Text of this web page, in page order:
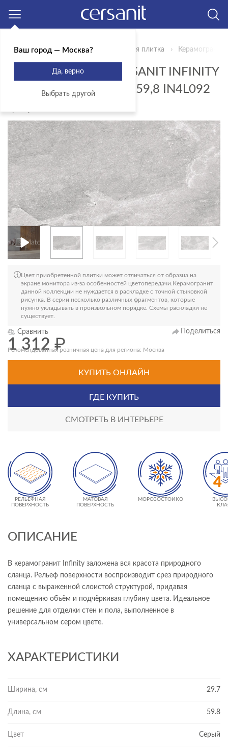
Главная Продукты Керамическая плитка
КЕРАМОГРАНИТ CERSANIT INFINITY
СЕРЫЙ РЕЛЬЕФ 29,7X59,8 IN4L092
Цвет приобретенной плитки может отличаться от образца на
экране монитора из-за особенностей цветопередачи.Керамогранит
данной коллекции не нуждается в раскладке с точной стыковкой
рисунка. В серии несколько различных фрагментов, которые
нужно укладывать в произвольном порядке. Схемы раскладки не
существует.
Сравнить Поделиться
1 312₽
Рекомендованная розничная цена для региона: Москва
КУПИТЬ ОНЛАЙН
ГДЕ КУПИТЬ
СМОТРЕТЬ В ИНТЕРЬЕРЕ
РЕЛЬЕФНАЯ
ПОВЕРХНОСТЬ
МАТОВАЯ
ПОВЕРХНОСТЬ
МОРОЗОСТОЙКОСТЬ
ОПИСАНИЕ
В керамогранит Infinity заложена вся красота природного
сланца. Рельеф поверхности воспроизводит срез природного
сланца с выраженной слоистой структурой, придавая
помещению объём и подчёркивая глубину цвета. Идеальное
решение для отделки стен и пола, выполненное в
универсальном сером цвете.
ХАРАКТЕРИСТИКИ
Ширина, см 29.7
Длина, см 59.8
Цвет Серый
Ваш город — Москва?
Да, верно
Выбрать другой